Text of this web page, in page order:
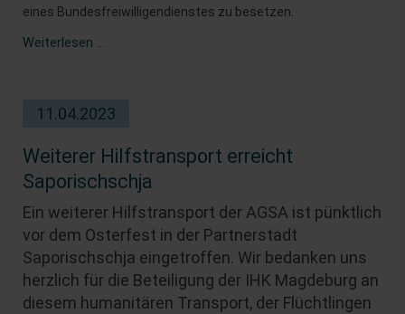
eines Bundesfreiwilligendienstes zu besetzen.
Weiterlesen …
Infobüros
einewelt
(im
Rahmen
eines
Bundesfreiwilligendienstes)
11.04.2023
Weiterer Hilfstransport erreicht
Saporischschja
Ein weiterer Hilfstransport der AGSA ist pünktlich
vor dem Osterfest in der Partnerstadt
Saporischschja eingetroffen. Wir bedanken uns
herzlich für die Beteiligung der IHK Magdeburg an
diesem humanitären Transport, der Flüchtlingen